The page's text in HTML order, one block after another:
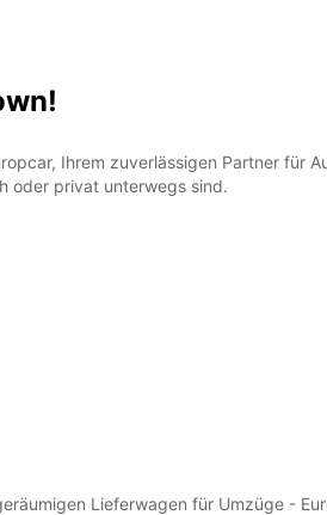
Ihrem zuverlässigen Partner für
oder privat unterwegs sind.
Lieferwagen für Umzüge -